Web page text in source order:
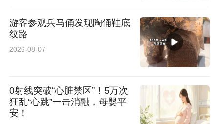
游客参观兵马俑发现陶俑鞋底
纹路
2026-08-07
0射线突破“心脏禁区”！5万次
狂乱“心跳”一击消融，母婴平
安！